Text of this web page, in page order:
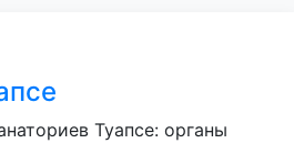
Туапсе: органы